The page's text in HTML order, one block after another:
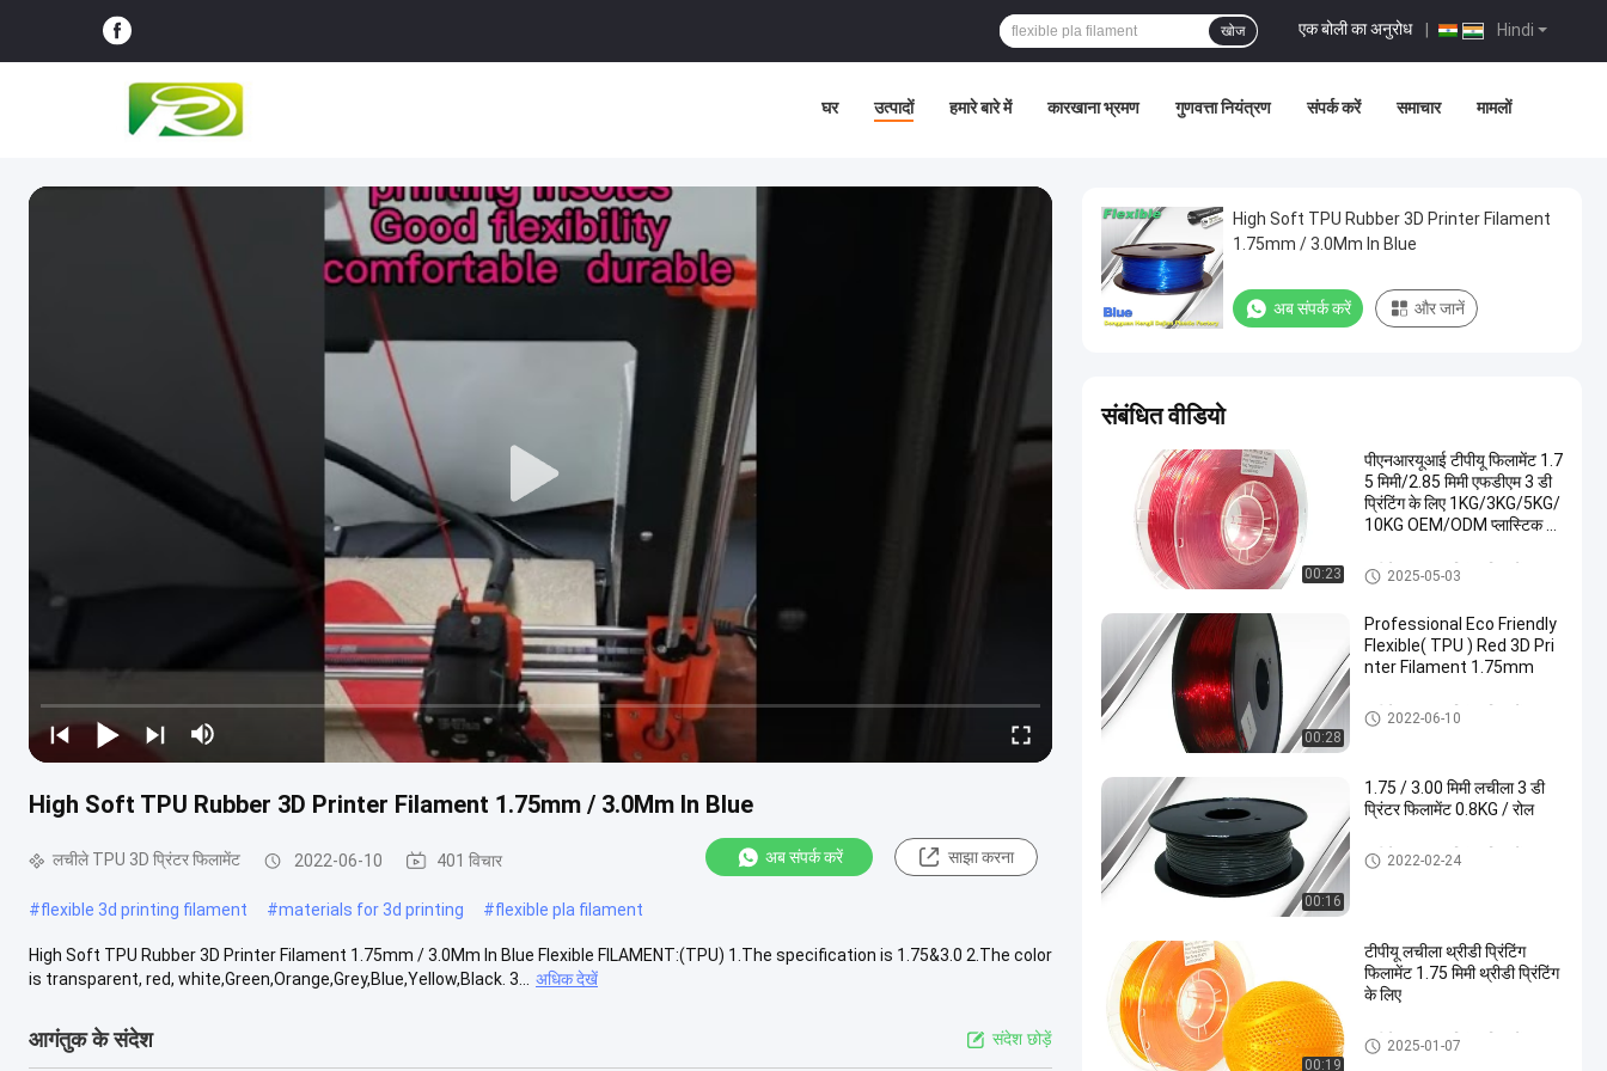
Hindi
एक बोली का अनुरोध
खोज
घर उत्पादों हमारे बारे में कारखाना भ्रमण गुणवत्ता नियंत्रण संपर्क करें समाचार मामलों
High Soft TPU Rubber 3D Printer Filament 1.75mm / 3.0Mm In Blue
लचीले TPU 3D प्रिंटर फिलामेंट 2022-06-10 401 विचार अब संपर्क करें साझा करना
#flexible 3d printing filament #materials for 3d printing #flexible pla filament
High Soft TPU Rubber 3D Printer Filament 1.75mm / 3.0Mm In Blue Flexible FILAMENT:(TPU) 1.The specification is 1.75&3.0 2.The color
is transparent, red, white,Green,Orange,Grey,Blue,Yellow,Black. 3...
अधिक देखें
आगंतुक के संदेश संदेश छोड़ें
High Soft TPU Rubber 3D Printer Filament
1.75mm / 3.0Mm In Blue
अब संपर्क करें और जानें
संबंधित वीडियो
00:23
पीएनआरयूआई टीपीयू फिलामेंट 1.7
5 मिमी/2.85 मिमी एफडीएम 3 डी
प्रिंटिंग के लिए 1KG/3KG/5KG/
10KG OEM/ODM प्लास्टिक उ
लचीले TPU 3D प्रिंटर फिलामेंट
2025-05-03
00:28
Professional Eco Friendly
Flexible( TPU ) Red 3D Pri
nter Filament 1.75mm
लचीले TPU 3D प्रिंटर फिलामेंट
2022-06-10
00:16
1.75 / 3.00 मिमी लचीला 3 डी
प्रिंटर फिलामेंट 0.8KG / रोल
लचीले TPU 3D प्रिंटर फिलामेंट
2022-02-24
00:19
टीपीयू लचीला थ्रीडी प्रिंटिंग
फिलामेंट 1.75 मिमी थ्रीडी प्रिंटिंग
के लिए
लचीले TPU 3D प्रिंटर फिलामेंट
2025-01-07